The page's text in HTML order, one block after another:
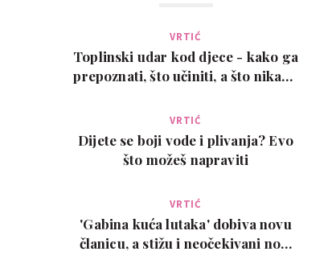
VRTIĆ
Toplinski udar kod djece - kako ga
prepoznati, što učiniti, a što nikako
VRTIĆ
Dijete se boji vode i plivanja? Evo
što možeš napraviti
VRTIĆ
'Gabina kuća lutaka' dobiva novu
članicu, a stižu i neočekivani novi